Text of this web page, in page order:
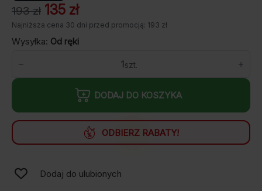
193zł Pierwotna
cena
wynosiła:
135 złAktualna
cena
wynosi:
Najniższa cena 30 dni przed promocją: 193 zł
Wysyłka: Od ręki
ilość
OUTLET
Prześcieradło
Fit
20-
25
cm
z
DODAJ DO KOSZYKA
ODBIERZ RABATY!
Dodaj do ulubionych